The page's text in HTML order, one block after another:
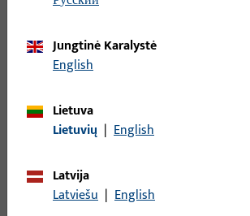
VK9 LG100 ZN
Jungtinė Karalystė
English
Lietuva
Lietuvių | English
Latvija
Latviešu | English